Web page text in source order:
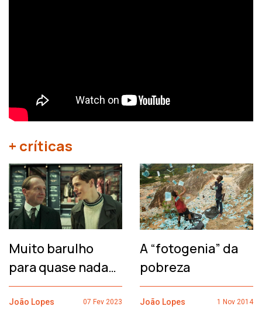
+ críticas
Muito barulho
para quase nada…
João Lopes 07 Fev 2023
A “fotogenia” da
pobreza
João Lopes 1 Nov 2014